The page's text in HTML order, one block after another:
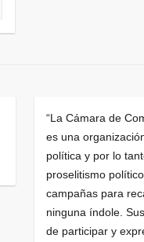
“La Cámara de
es una
política y por lo
proselitismo
campañas para
ninguna índole.
de participar y